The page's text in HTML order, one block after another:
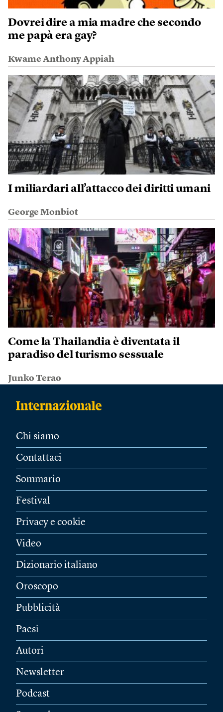
Dovrei dire a mia madre che secondo
me papà era gay?
Kwame Anthony Appiah
I miliardari all’attacco dei diritti umani
George Monbiot
Come la Thailandia è diventata il
paradiso del turismo sessuale
Junko Terao
Chi siamo
Contattaci
Sommario
Festival
Privacy e cookie
Video
Dizionario italiano
Oroscopo
Pubblicità
Paesi
Autori
Newsletter
Podcast